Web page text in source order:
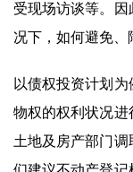
受现场访谈等。
况下，如何避免、
以债权投资计划
物权的权利状况进
土地及房产部门